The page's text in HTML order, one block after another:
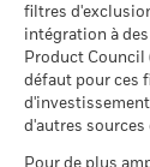
l'emprunteur
restitués et si,
des garanties
prêtés a
au 06/août/2026
L'exposition de
est indiquée
sables
entreprises
charbon
filtres
intégration à
Product Council
défaut pour ces
d'autres sources